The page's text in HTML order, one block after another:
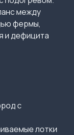
между
фермы,
и дефицита
с
лотки